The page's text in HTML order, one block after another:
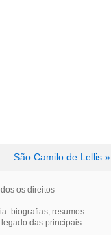
São Camilo de Lellis »
os direitos
biografias, resumos
das principais